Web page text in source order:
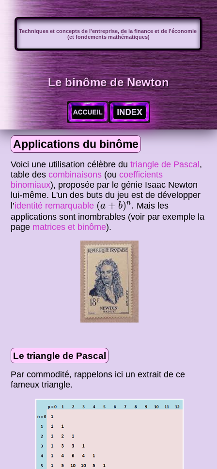
Techniques et concepts de l'entreprise, de la finance et de l'économie
(et fondements mathématiques)
Le binôme de Newton
Applications du binôme
Voici une utilisation célèbre dutriangle de Pascal,
table descombinaisons (oucoefficients
binomiaux), proposée par le génie Isaac Newton
lui-même. L'un des buts du jeu est de développer
l’identité remarquable (a + b)n.
(a+b)n.
Mais les
applications sont inombrables (voir par exemple la
page matrices et binôme).
Le triangle de Pascal
Par commodité, rappelons ici un extrait de ce
fameux triangle.